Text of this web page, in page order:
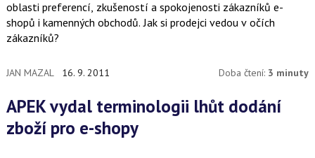
oblasti preferencí, zkušeností a spokojenosti zákazníků e-
shopů i kamenných obchodů. Jak si prodejci vedou v očích
zákazníků?
JAN MAZAL 16. 9. 2011 Doba čtení: 3 minuty
APEK vydal terminologii lhůt dodání
zboží pro e-shopy